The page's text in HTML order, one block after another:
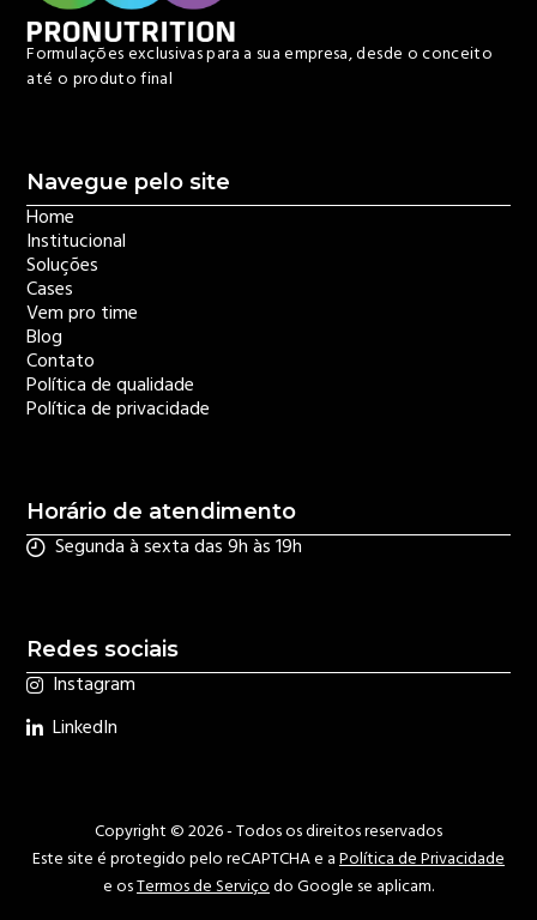
Formulações exclusivas para a sua empresa, desde o conceito
até o produto final
Navegue pelo site
Home
Institucional
Soluções
Cases
Vem pro time
Blog
Contato
Política de qualidade
Política de privacidade
Horário de atendimento
Segunda à sexta das 9h às 19h
Redes sociais
Instagram
LinkedIn
Copyright © 2026 - Todos os direitos reservados
Este site é protegido pelo reCAPTCHA e aPolítica de Privacidade
e osTermos de Serviçodo Google se aplicam.